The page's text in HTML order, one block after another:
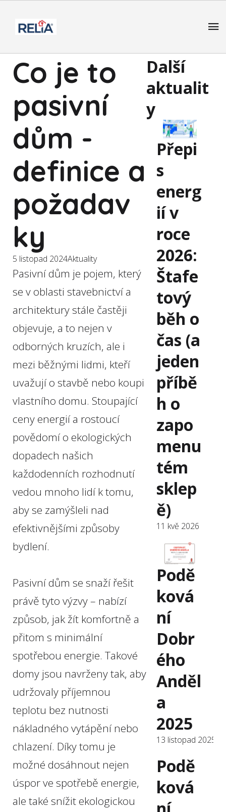
Co je to
pasivní
dům -
definice a
požadav
ky
5 listopad 2024Aktuality
Pasivní dům je pojem, který
se v oblasti stavebnictví a
architektury stále častěji
objevuje, a to nejen v
odborných kruzích, ale i
mezi běžnými lidmi, kteří
uvažují o stavbě nebo koupi
vlastního domu. Stoupající
ceny energií a rostoucí
povědomí o ekologických
dopadech našich
každodenních rozhodnutí
vedou mnoho lidí k tomu,
aby se zamýšleli nad
efektivnějšími způsoby
bydlení.
Pasivní dům se snaží řešit
právě tyto výzvy – nabízí
způsob, jak žít komfortně a
přitom s minimální
spotřebou energie. Takové
domy jsou navrženy tak, aby
udržovaly příjemnou
teplotu bez nutnosti
nákladného vytápění nebo
chlazení. Díky tomu je
možné dosáhnout nejen
úspor ve spotřebě energie,
ale také snížit ekologickou
Další
aktualit
y
Přepi
s
energ
ií v
roce
2026:
Štafe
tový
běh o
čas (a
jeden
příbě
h o
zapo
menu
tém
sklep
ě)
11 kvě 2026
Podě
ková
ní
Dobr
ého
Anděl
a
2025
13 listopad 2025
Podě
ková